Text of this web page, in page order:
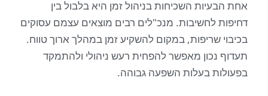
השכיחות בניהול זמן היא בלבול בין
לחשיבות. מנכ"לים רבים מוצאים עצמם עסוקים
שריפות, במקום להשקיע זמן במהלך ארוך טווח.
נכון מאפשר להפחית רעש ניהולי ולהתמקד
בעלות השפעה גבוהה.